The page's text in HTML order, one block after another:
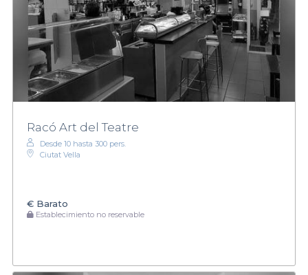
Racó Art del Teatre
Desde 10 hasta 300 pers.
Ciutat Vella
€ Barato
Establecimiento no reservable